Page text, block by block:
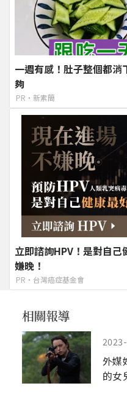
一週有感！肚子整個都
夠
PR・新素簡
立即諮詢HPV！是對自
嫌晚！
PR・台灣癌症基金會
外媒
的女